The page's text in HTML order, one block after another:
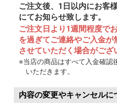
ご注文後、1日以内にお客
にてお知らせ致します。
ご注文日より1週間程度で
を過ぎてご連絡やご入金が
させていただく場合がござ
※当店の商品はすべて入金確認
いただきます。
内容の変更やキャンセルに